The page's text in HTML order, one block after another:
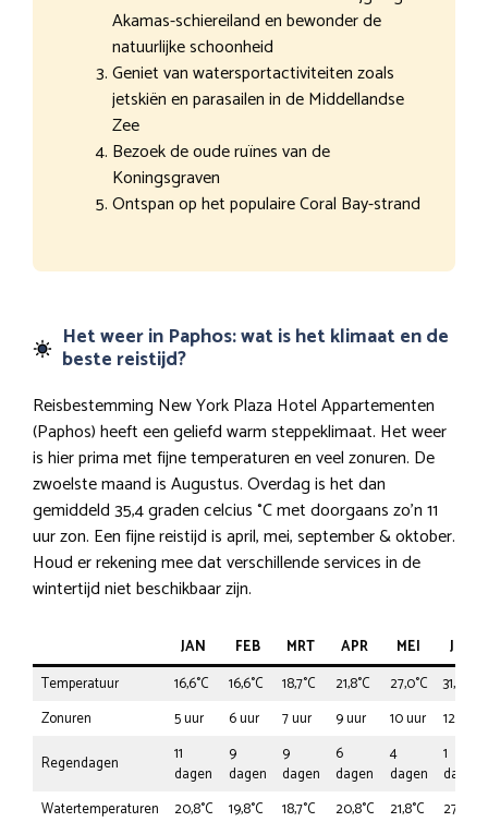
Akamas-schiereiland en bewonder de
natuurlijke schoonheid
Geniet van watersportactiviteiten zoals
jetskiën en parasailen in de Middellandse
Zee
Bezoek de oude ruïnes van de
Koningsgraven
Ontspan op het populaire Coral Bay-strand
Het weer in Paphos: wat is het klimaat en de
beste reistijd?
Reisbestemming New York Plaza Hotel Appartementen
(Paphos) heeft een geliefd warm steppeklimaat. Het weer
is hier prima met fijne temperaturen en veel zonuren. De
zwoelste maand is Augustus. Overdag is het dan
gemiddeld 35,4 graden celcius °C met doorgaans zo’n 11
uur zon. Een fijne reistijd is april, mei, september & oktober.
Houd er rekening mee dat verschillende services in de
wintertijd niet beschikbaar zijn.
JAN FEB MRT APR MEI
JUN
Temperatuur
16,6°C 16,6°C 18,7°C 21,8°C 27,0°C
31,2°C
Zonuren
5 uur 6 uur 7 uur 9 uur 10 uur
12 uur
Regendagen
11
dagen
9
dagen
9
dagen
6
dagen
4
dagen
1
dagen
Watertemperaturen
20,8°C 19,8°C 18,7°C 20,8°C 21,8°C 27,0°C